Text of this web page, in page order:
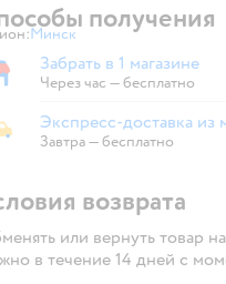
получения
Выбор адреса доставки.
Минск
в магазине
Забрать в 1 магазине
Через час — бесплатно
доставка из магазина
Экспресс-доставка из
Завтра—бесплатно
возврата
или вернуть товар
в течение 14 дней с